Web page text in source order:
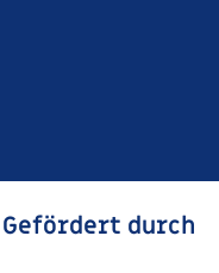
Gefördert durch